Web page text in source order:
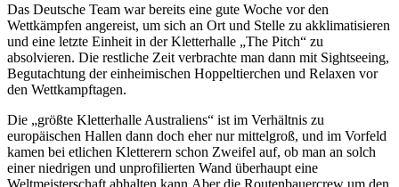
Das Deutsche Team war bereits eine gute Woche vor den
Wettkämpfen angereist, um sich an Ort und Stelle zu akklimatisieren
und eine letzte Einheit in der Kletterhalle „The Pitch“ zu
absolvieren. Die restliche Zeit verbrachte man dann mit Sightseeing,
Begutachtung der einheimischen Hoppeltierchen und Relaxen vor
den Wettkampftagen.
Die „größte Kletterhalle Australiens“ ist im Verhältnis zu
europäischen Hallen dann doch eher nur mittelgroß, und im Vorfeld
kamen bei etlichen Kletterern schon Zweifel auf, ob man an solch
einer niedrigen und unprofilierten Wand überhaupt eine
Weltmeisterschaft abhalten kann.Aber die Routenbauercrew um den